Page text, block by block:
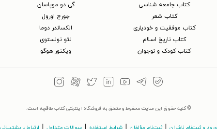
کتاب جامعه شناسی
کتاب شعر
کتاب موفقیت و خودیاری
کتاب تاریخ اسلام
کتاب کودک و نوجوان
گی دو موپاسان
جورج اورول
الکساندر دوما
لئو تولستوی
ویکتور هوگو
© کلیه حقوق این سایت محفوظ و متعلق به فروشگاه اینترنتی کتاب طاقچه است.